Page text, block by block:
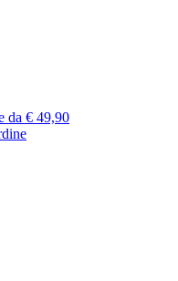
da € 49,90